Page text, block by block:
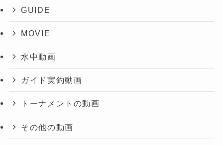
GUIDE
MOVIE
水中動画
ガイド実釣動画
トーナメントの動画
その他の動画